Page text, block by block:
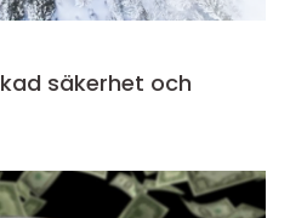
säkerhet och